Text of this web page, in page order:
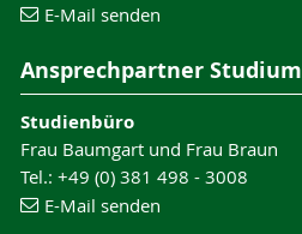
E-Mail senden
Ansprechpartner Studium
Studienbüro
Frau Baumgart und Frau Braun
Tel.: +49 (0) 381 498 - 3008
E-Mail senden